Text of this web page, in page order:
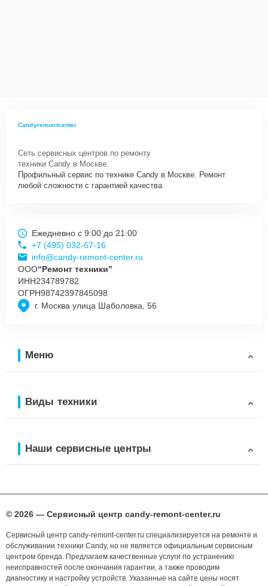
Candyremontcenter
Сеть сервисных центров по ремонту
техники Candy в Москве.
Профильный сервис по технике Candy в Москве. Ремонт
любой сложности с гарантией качества.
г. Москва улица Шаболовка, 56
Ежедневно с 9:00 до 21:00
+7 (495) 032-67-16
info@candy-remont-center.ru
ООО“Ремонт техники”
ИНН234789782
ОГРН98742397845098
Меню
Виды техники
Наши сервисные центры
© 2026 — Сервисный центр candy-remont-center.ru
Сервисный центр candy-remont-center.ru специализируется на ремонте и
обслуживании техники Candy, но не является официальным сервисным
центром бренда. Предлагаем качественные услуги по устранению
неисправностей после окончания гарантии, а также проводим
диагностику и настройку устройств. Указанные на сайте цены носят